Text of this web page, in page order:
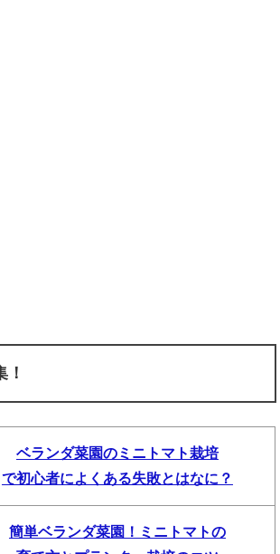
！
ベランダ菜園のミニトマト栽培
で初心者によくある失敗とはなに？
簡単ベランダ菜園！ミニトマトの